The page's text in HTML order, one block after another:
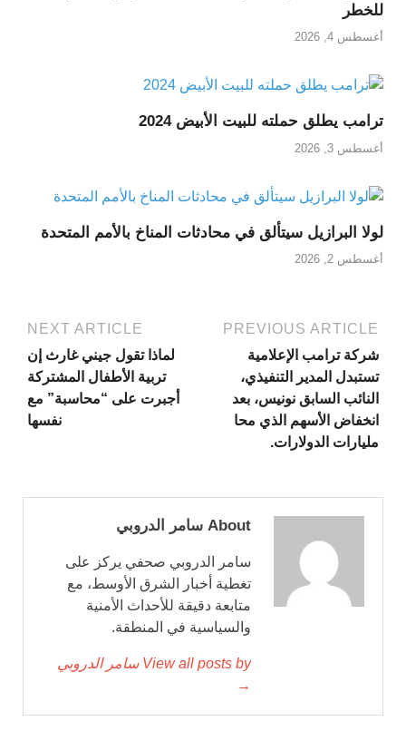
للخطر
أغسطس 4, 2026
ترامب يطلق حملته للبيت الأبيض 2024
أغسطس 3, 2026
لولا البرازيل سيتألق في محادثات المناخ بالأمم المتحدة
أغسطس 2, 2026
PREVIOUS ARTICLE
شركة ترامب الإعلامية
تستبدل المدير التنفيذي،
النائب السابق نونيس، بعد
انخفاض الأسهم الذي محا
مليارات الدولارات.
NEXT ARTICLE
لماذا تقول جيني غارث إن
تربية الأطفال المشتركة
أجبرت على “محاسبة” مع
نفسها
About سامر الدروبي
سامر الدروبي صحفي يركز على
تغطية أخبار الشرق الأوسط، مع
متابعة دقيقة للأحداث الأمنية
والسياسية في المنطقة.
View all posts by سامر الدروبي
→